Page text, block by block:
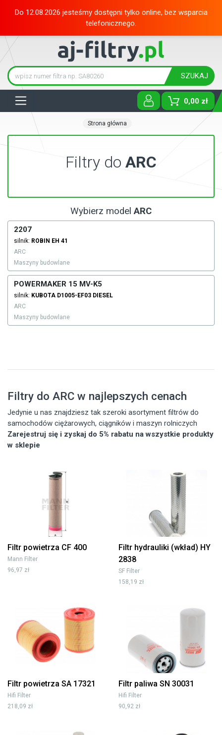
Do 12.08.2026 jesteśmy dostępni tylko online, bez wsparcia
telefonicznego.
SZUKAJ
0,00 zł
Strona główna
Filtry do ARC
Wybierz modelARC
2207
silnik: ROBIN EH 41
ARC
Maszyny budowlane
POWERMAKER 15 MV-K5
silnik: KUBOTA D1005-EF03 DIESEL
ARC
Maszyny budowlane
Filtry do ARC w najlepszych cenach
Jedynie u nas znajdziesz tak szeroki asortyment filtrów do
samochodów ciężarowych, ciągników i maszyn rolniczych
Zarejestruj się i zyskaj do 5% rabatu na wszystkie produkty
w sklepie
Filtr powietrza CF 400
Mann Filter
96,97 zł
Filtr hydrauliki (wkład) HY
2838
SF Filter
158,19 zł
Filtr powietrza SA 17321
Hifi Filter
218,09 zł
Filtr paliwa SN 30031
Hifi Filter
90,92 zł